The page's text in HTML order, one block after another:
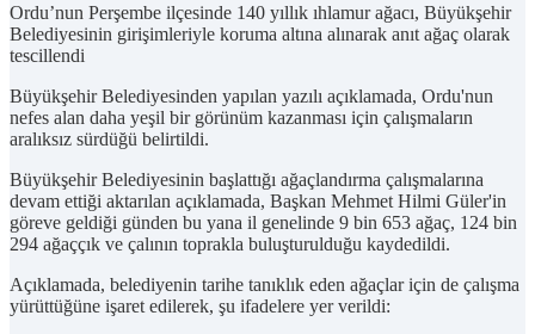
Ordu’nun Perşembe ilçesinde 140 yıllık ıhlamur ağacı, Büyükşehir
Belediyesinin girişimleriyle koruma altına alınarak anıt ağaç olarak
tescillendi
Büyükşehir Belediyesinden yapılan yazılı açıklamada, Ordu'nun
nefes alan daha yeşil bir görünüm kazanması için çalışmaların
aralıksız sürdüğü belirtildi.
Büyükşehir Belediyesinin başlattığı ağaçlandırma çalışmalarına
devam ettiği aktarılan açıklamada, Başkan Mehmet Hilmi Güler'in
göreve geldiği günden bu yana il genelinde 9 bin 653 ağaç, 124 bin
294 ağaççık ve çalının toprakla buluşturulduğu kaydedildi.
Açıklamada, belediyenin tarihe tanıklık eden ağaçlar için de çalışma
yürüttüğüne işaret edilerek, şu ifadelere yer verildi: